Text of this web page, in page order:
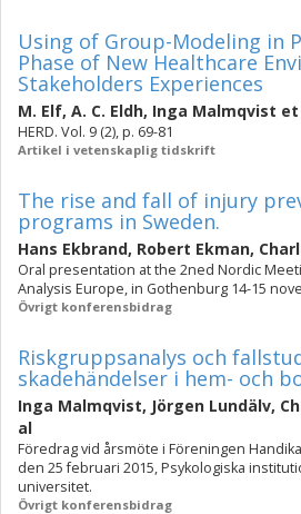
Using of Group-Modeling in
Phase of New Healthcare
Stakeholders Experiences
M. Elf, A. C. Eldh, Inga Malmqvist
HERD. Vol. 9 (2), p. 69-81
Artikel i vetenskaplig tidskrift
The rise and fall of injury
programs in Sweden.
Hans Ekbrand, Robert Ekman,
Oral presentation at the 2ned Nordic
Analysis Europe, in Gothenburg 14-15
Övrigt konferensbidrag
Riskgruppsanalys och
skadehändelser i hem- och
Inga Malmqvist, Jörgen Lundälv,
al
Föredrag vid årsmöte i Föreningen
den 25 februari 2015, Psykologiska
universitet.
Övrigt konferensbidrag